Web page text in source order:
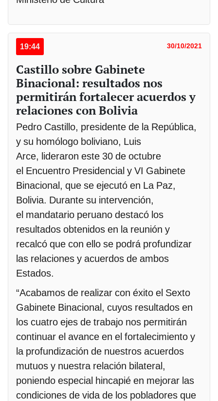
19:44 30/10/2021
Castillo sobre Gabinete
Binacional: resultados nos
permitirán fortalecer acuerdos y
relaciones con Bolivia
Pedro Castillo, presidente de la República,
y su homólogo boliviano, Luis
Arce, lideraron este 30 de octubre
el Encuentro Presidencial y VI Gabinete
Binacional, que se ejecutó en La Paz,
Bolivia. Durante su intervención,
el mandatario peruano destacó los
resultados obtenidos en la reunión y
recalcó que con ello se podrá profundizar
las relaciones y acuerdos de ambos
Estados.
“Acabamos de realizar con éxito el Sexto
Gabinete Binacional, cuyos resultados en
los cuatro ejes de trabajo nos permitirán
continuar el avance en el fortalecimiento y
la profundización de nuestros acuerdos
mutuos y nuestra relación bilateral,
poniendo especial hincapié en mejorar las
condiciones de vida de los pobladores que